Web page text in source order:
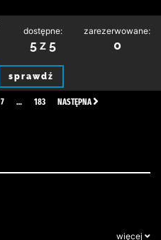
dostępne:
5 z 5
zarezerwowane:
0
sprawdź
7 … 183 NASTĘPNA
więcej